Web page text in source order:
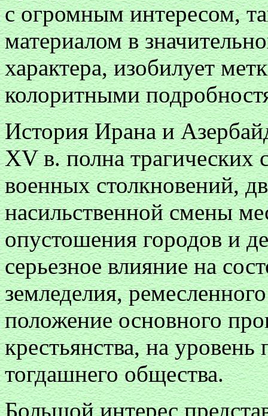
с огромным интересом,
материалом в
характера, изобилует
колоритными
История Ирана и
XV в. полна
военных столкновений,
насильственной смены
опустошения городов и
серьезное влияние на
земледелия,
положение основного
крестьянства, на
тогдашнего общества.
Большой интерес